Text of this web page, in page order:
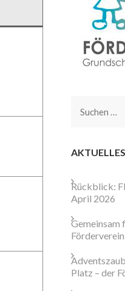
Suchen
Rückblick:
April 2026
Gemeinsam
Platz – der